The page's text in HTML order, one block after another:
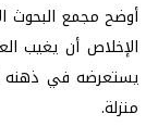
أوضح مجمع البحوث
الإخلاص أن يغيب
يستعرضه في ذهنه
منزلة.